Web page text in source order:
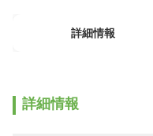
詳細情報
詳細情報